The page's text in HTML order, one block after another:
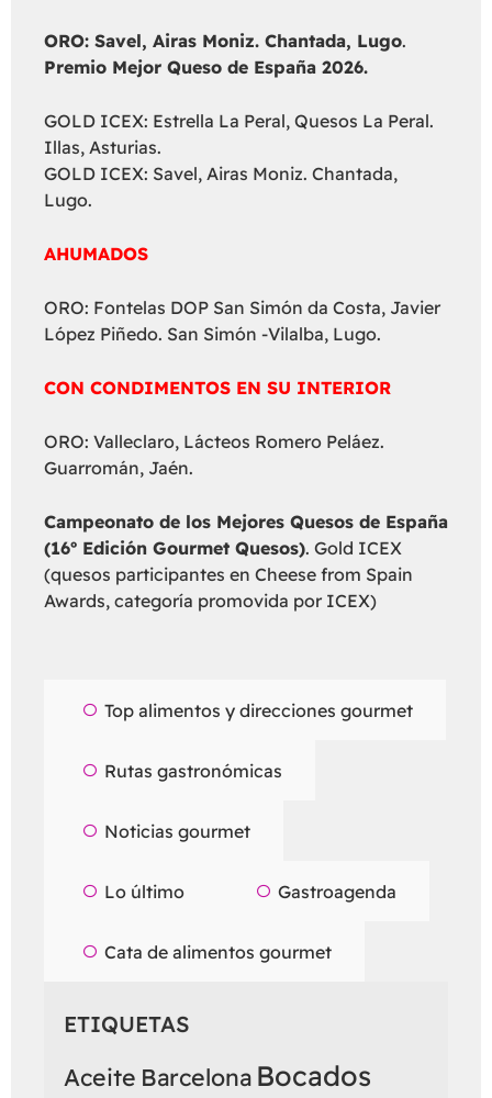
ORO: Savel, Airas Moniz. Chantada, Lugo.
Premio Mejor Queso de España 2026.
GOLD ICEX: Estrella La Peral, Quesos La Peral.
Illas, Asturias.
GOLD ICEX: Savel, Airas Moniz. Chantada,
Lugo.
AHUMADOS
ORO: Fontelas DOP San Simón da Costa, Javier
López Piñedo. San Simón -Vilalba, Lugo.
CON CONDIMENTOS EN SU INTERIOR
ORO: Valleclaro, Lácteos Romero Peláez.
Guarromán, Jaén.
Campeonato de los Mejores Quesos de España
(16º Edición Gourmet Quesos). Gold ICEX
(quesos participantes en Cheese from Spain
Awards, categoría promovida por ICEX)
Top alimentos y direcciones gourmet
Rutas gastronómicas
Noticias gourmet
Lo último Gastroagenda
Cata de alimentos gourmet
ETIQUETAS
Aceite Barcelona Bocados